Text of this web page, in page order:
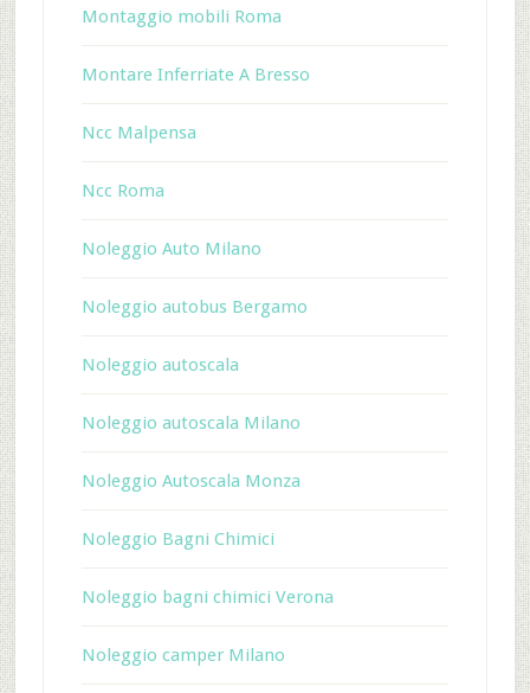
Montaggio mobili Roma
Montare Inferriate A Bresso
Ncc Malpensa
Ncc Roma
Noleggio Auto Milano
Noleggio autobus Bergamo
Noleggio autoscala
Noleggio autoscala Milano
Noleggio Autoscala Monza
Noleggio Bagni Chimici
Noleggio bagni chimici Verona
Noleggio camper Milano